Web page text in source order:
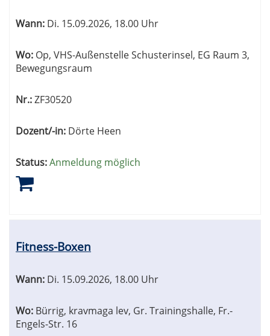
Wann: Di. 15.09.2026, 18.00 Uhr
Wo: Op, VHS-Außenstelle Schusterinsel, EG Raum 3,
Bewegungsraum
Nr.:ZF30520
Dozent/-in: Dörte Heen
Status:Anmeldung möglich
Fitness-Boxen
Wann: Di. 15.09.2026, 18.00 Uhr
Wo: Bürrig, kravmaga lev, Gr. Trainingshalle, Fr.-
Engels-Str. 16